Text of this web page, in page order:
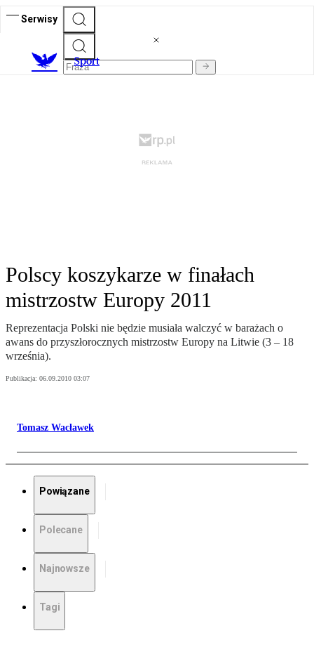
Serwisy
Sport
Polscy koszykarze w finałach
mistrzostw Europy 2011
Reprezentacja Polski nie będzie musiała walczyć w barażach o
awans do przyszłorocznych mistrzostw Europy na Litwie (3 – 18
września).
Publikacja: 06.09.2010 03:07
Tomasz Wacławek
Powiązane
Polecane
Najnowsze
Tagi